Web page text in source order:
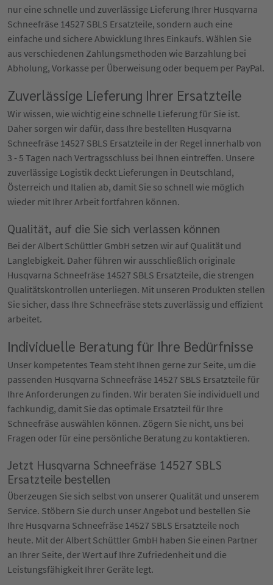
nur eine schnelle und zuverlässige Lieferung Ihrer Husqvarna
Schneefräse 14527 SBLS Ersatzteile, sondern auch eine
einfache und sichere Abwicklung Ihres Einkaufs. Wählen Sie
aus verschiedenen Zahlungsmethoden wie Barzahlung bei
Abholung, Vorkasse per Überweisung oder bequem per PayPal.
Zuverlässige Lieferung Ihrer Ersatzteile
Wir wissen, wie wichtig eine schnelle Lieferung für Sie ist.
Daher sorgen wir dafür, dass Ihre bestellten Husqvarna
Schneefräse 14527 SBLS Ersatzteile in der Regel innerhalb von
3 - 5 Tagen nach Vertragsschluss bei Ihnen eintreffen. Unsere
zuverlässige Logistik deckt Lieferungen in Deutschland,
Österreich und Italien ab, damit Sie so schnell wie möglich
wieder mit Ihrer Arbeit fortfahren können.
Qualität, auf die Sie sich verlassen können
Bei der Albert Schüttler GmbH setzen wir auf Qualität und
Langlebigkeit. Daher führen wir ausschließlich originale
Husqvarna Schneefräse 14527 SBLS Ersatzteile, die strengen
Qualitätskontrollen unterliegen. Mit unseren Produkten stellen
Sie sicher, dass Ihre Schneefräse stets zuverlässig und effizient
arbeitet.
Individuelle Beratung für Ihre Bedürfnisse
Unser kompetentes Team steht Ihnen gerne zur Seite, um die
passenden Husqvarna Schneefräse 14527 SBLS Ersatzteile für
Ihre Anforderungen zu finden. Wir beraten Sie individuell und
fachkundig, damit Sie das optimale Ersatzteil für Ihre
Schneefräse auswählen können. Zögern Sie nicht, uns bei
Fragen oder für eine persönliche Beratung zu kontaktieren.
Jetzt Husqvarna Schneefräse 14527 SBLS
Ersatzteile bestellen
Überzeugen Sie sich selbst von unserer Qualität und unserem
Service. Stöbern Sie durch unser Angebot und bestellen Sie
Ihre Husqvarna Schneefräse 14527 SBLS Ersatzteile noch
heute. Mit der Albert Schüttler GmbH haben Sie einen Partner
an Ihrer Seite, der Wert auf Ihre Zufriedenheit und die
Leistungsfähigkeit Ihrer Geräte legt.